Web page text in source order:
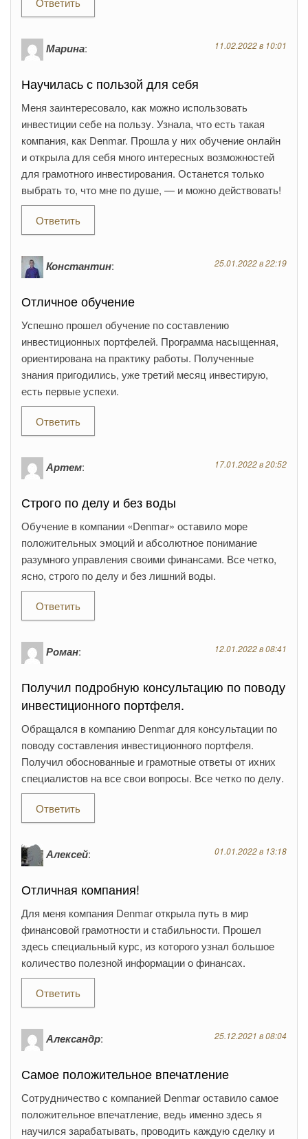
Марина: 11.02.2022 в 10:01
Научилась с пользой для себя
Меня заинтересовало, как можно использовать
инвестиции себе на пользу. Узнала, что есть такая
компания, как Denmar. Прошла у них обучение онлайн
и открыла для себя много интересных возможностей
для грамотного инвестирования. Останется только
выбрать то, что мне по душе, — и можно действовать!
Ответить
Константин: 25.01.2022 в 22:19
Отличное обучение
Успешно прошел обучение по составлению
инвестиционных портфелей. Программа насыщенная,
ориентирована на практику работы. Полученные
знания пригодились, уже третий месяц инвестирую,
есть первые успехи.
Ответить
Артем: 17.01.2022 в 20:52
Строго по делу и без воды
Обучение в компании «Denmar» оставило море
положительных эмоций и абсолютное понимание
разумного управления своими финансами. Все четко,
ясно, строго по делу и без лишний воды.
Ответить
Роман: 12.01.2022 в 08:41
Получил подробную консультацию по поводу
инвестиционного портфеля.
Обращался в компанию Denmar для консультации по
поводу составления инвестиционного портфеля.
Получил обоснованные и грамотные ответы от ихних
специалистов на все свои вопросы. Все четко по делу.
Ответить
Алексей: 01.01.2022 в 13:18
Отличная компания!
Для меня компания Denmar открыла путь в мир
финансовой грамотности и стабильности. Прошел
здесь специальный курс, из которого узнал большое
количество полезной информации о финансах.
Ответить
Александр: 25.12.2021 в 08:04
Самое положительное впечатление
Сотрудничество с компанией Denmar оставило самое
положительное впечатление, ведь именно здесь я
научился зарабатывать, проводить каждую сделку и